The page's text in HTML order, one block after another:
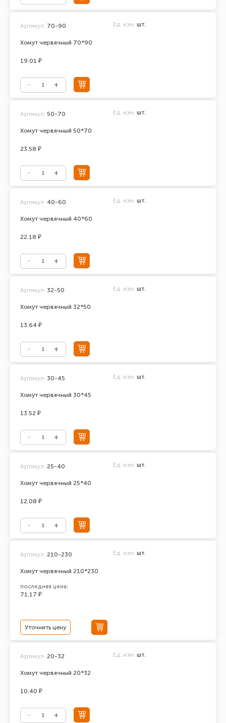
Хомут червячный 70*90
Артикул: 70-90 Ед. изм. шт.
19.01 ₽
Хомут червячный 50*70
Артикул: 50-70 Ед. изм. шт.
23.58 ₽
Хомут червячный 40*60
Артикул: 40-60 Ед. изм. шт.
22.18 ₽
Хомут червячный 32*50
Артикул: 32-50 Ед. изм. шт.
13.64 ₽
Хомут червячный 30*45
Артикул: 30-45 Ед. изм. шт.
13.52 ₽
Хомут червячный 25*40
Артикул: 25-40 Ед. изм. шт.
12.08 ₽
Хомут червячный 210*230
Артикул: 210-230 Ед. изм. шт.
последняя цена:
71.17 ₽
Уточнить цену
Хомут червячный 20*32
Артикул: 20-32 Ед. изм. шт.
10.40 ₽